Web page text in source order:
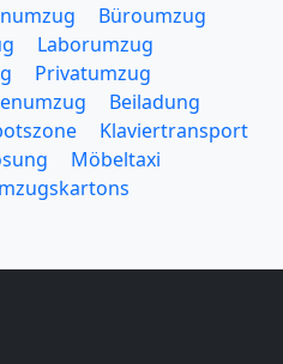
Büroumzug
Laborumzug
Privatumzug
Beiladung
Klaviertransport
Möbeltaxi